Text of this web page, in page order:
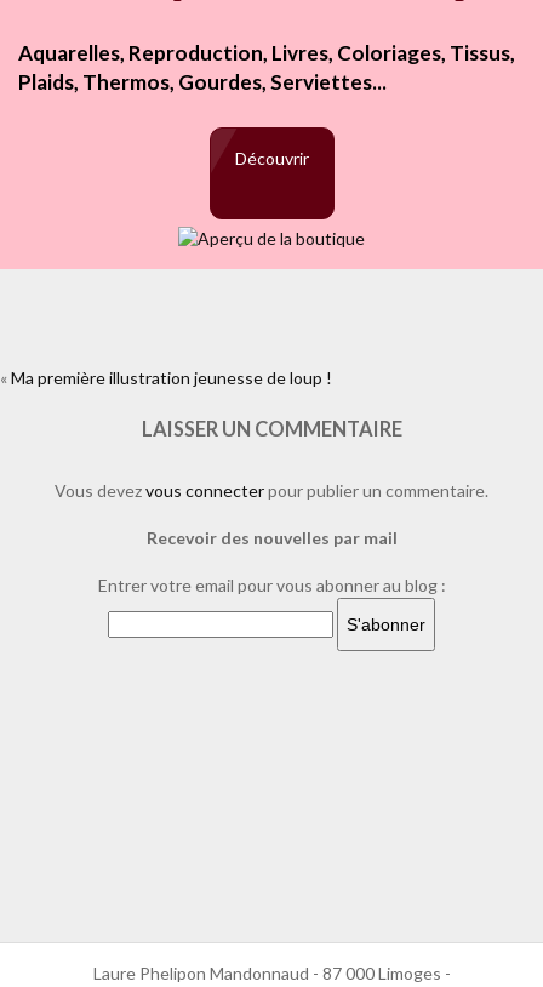
Aquarelles, Reproduction, Livres, Coloriages, Tissus,
Plaids, Thermos, Gourdes, Serviettes...
Découvrir
https://www.facebook.com/plugins/like.php?
illustrations.com%2F2012%2F03%2Fma-premiere-illustration-
«Ma première illustration jeunesse de loup !
LAISSER UN COMMENTAIRE
Vous devezvous connecterpour publier un commentaire.
Recevoir des nouvelles par mail
Entrer votre email pour vous abonner au blog :
Laure Phelipon Mandonnaud - 87 000 Limoges -